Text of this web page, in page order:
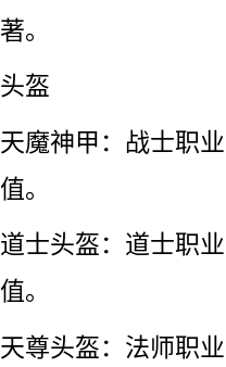
著。
头盔
天魔神甲：战士职
值。
道士头盔：道士职
值。
天尊头盔：法师职